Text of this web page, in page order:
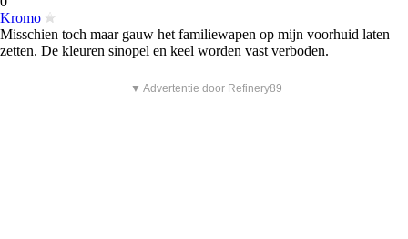
Kromo
Misschien toch maar gauw het familiewapen op mijn voorhuid laten
zetten. De kleuren sinopel en keel worden vast verboden.
▼ Advertentie door Refinery89